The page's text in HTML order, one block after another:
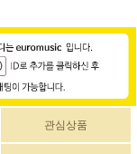
관심상품